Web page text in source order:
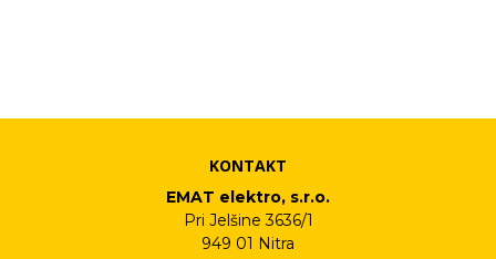
KONTAKT
EMAT elektro, s.r.o.
Pri Jelšine 3636/1
949 01 Nitra